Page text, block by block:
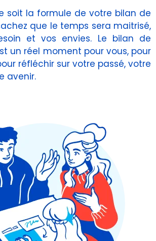
soit la formule de votre bilan de
que le temps sera maitrisé,
et vos envies. Le bilan de
un réel moment pour vous, pour
réfléchir sur votre passé, votre
avenir.